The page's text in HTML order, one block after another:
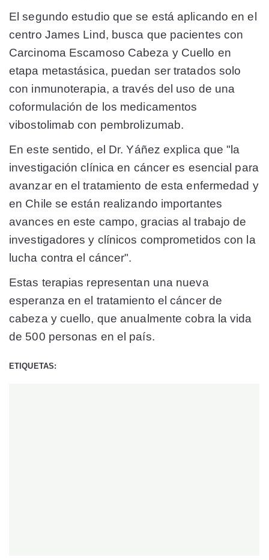
El segundo estudio que se está aplicando en el
centro James Lind, busca que pacientes con
Carcinoma Escamoso Cabeza y Cuello en
etapa metastásica, puedan ser tratados solo
con inmunoterapia, a través del uso de una
coformulación de los medicamentos
vibostolimab con pembrolizumab.
En este sentido, el Dr. Yáñez explica que "la
investigación clínica en cáncer es esencial para
avanzar en el tratamiento de esta enfermedad y
en Chile se están realizando importantes
avances en este campo, gracias al trabajo de
investigadores y clínicos comprometidos con la
lucha contra el cáncer".
Estas terapias representan una nueva
esperanza en el tratamiento el cáncer de
cabeza y cuello, que anualmente cobra la vida
de 500 personas en el país.
ETIQUETAS: